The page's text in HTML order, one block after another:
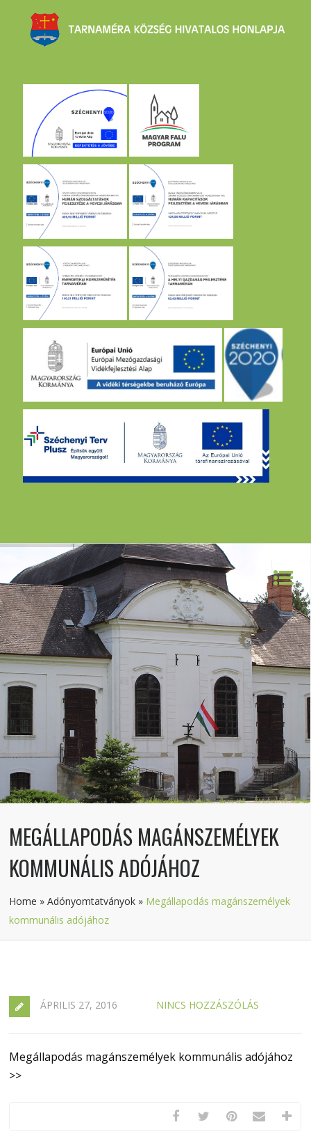
MEGÁLLAPODÁS MAGÁNSZEMÉLYEK
KOMMUNÁLIS ADÓJÁHOZ
Home »Adónyomtatványok » Megállapodás magánszemélyek
kommunális adójához
ÁPRILIS 27, 2016 NINCS HOZZÁSZÓLÁS
Megállapodás magánszemélyek kommunális adójához
>>